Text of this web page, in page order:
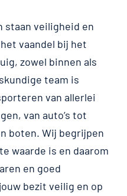
staan veiligheid en
vaandel bij het
zowel binnen als
team is
van allerlei
van auto’s tot
boten. Wij begrijpen
waarde is en daarom
en goed
bezit veilig en op